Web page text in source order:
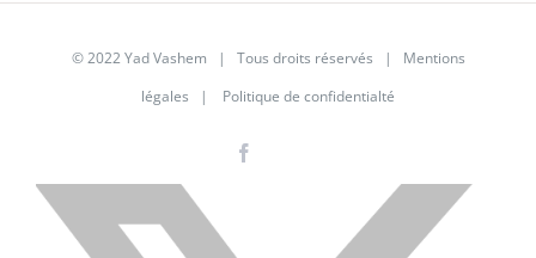
© 2022 Yad Vashem | Tous droits réservés | Mentions
légales | Politique de confidentialté
X